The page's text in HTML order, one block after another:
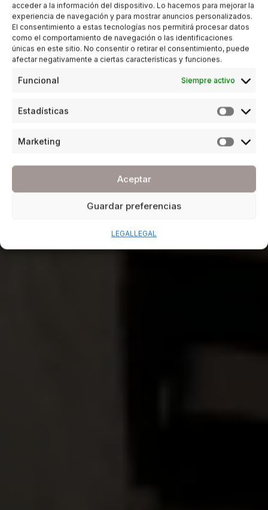
acceder a la información del dispositivo. Lo hacemos para mejorar la
experiencia de navegación y para mostrar anuncios personalizados.
El consentimiento a estas tecnologías nos permitirá procesar datos
como el comportamiento de navegación o las identificaciones
únicas en este sitio. No consentir o retirar el consentimiento, puede
afectar negativamente a ciertas características y funciones.
Funcional Siempre activo
Estadísticas
Marketing
Aceptar
Guardar preferencias
LEGALLEGAL